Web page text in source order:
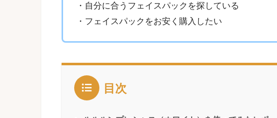
・自分に合うフェイスパックを探している
・フェイスパックをお安く購入したい
目次